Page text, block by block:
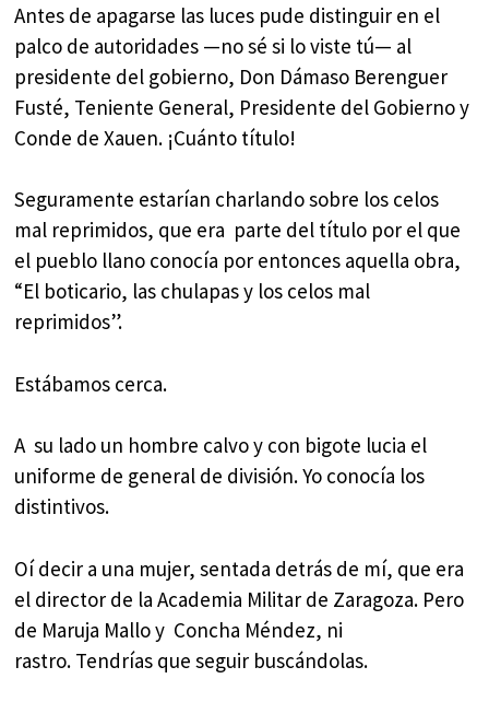
Antes de apagarse las luces pude distinguir en el
palco de autoridades —no sé si lo viste tú— al
presidente del gobierno, Don Dámaso Berenguer
Fusté, Teniente General, Presidente del Gobierno y
Conde de Xauen. ¡Cuánto título!
Seguramente estarían charlando sobre los celos
mal reprimidos, que era parte del título por el que
el pueblo llano conocía por entonces aquella obra,
“El boticario, las chulapas y los celos mal
reprimidos”.
Estábamos cerca.
A su lado un hombre calvo y con bigote lucia el
uniforme de general de división. Yo conocía los
distintivos.
Oí decir a una mujer, sentada detrás de mí, que era
el director de la Academia Militar de Zaragoza. Pero
de Maruja Mallo y Concha Méndez, ni
rastro. Tendrías que seguir buscándolas.